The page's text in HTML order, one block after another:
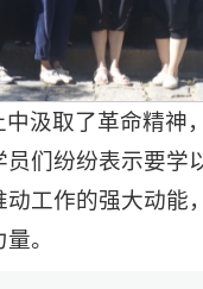
汲取了革命精神
们纷纷表示要学
工作的强大动能
。